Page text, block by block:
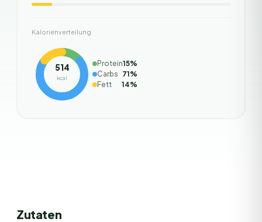
Kalorienverteilung
514
kcal
Protein15%
Carbs 71%
Fett
14%
Zutaten